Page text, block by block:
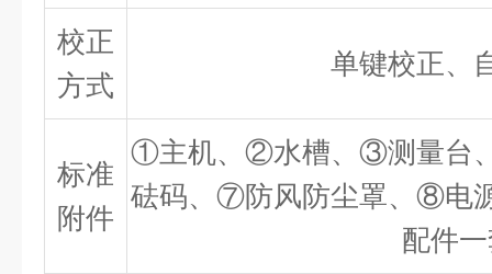
校正
方式
单键校正、
标准
附件
①主机、②水槽、③测量台
砝码、⑦防风防尘罩、⑧电
配件